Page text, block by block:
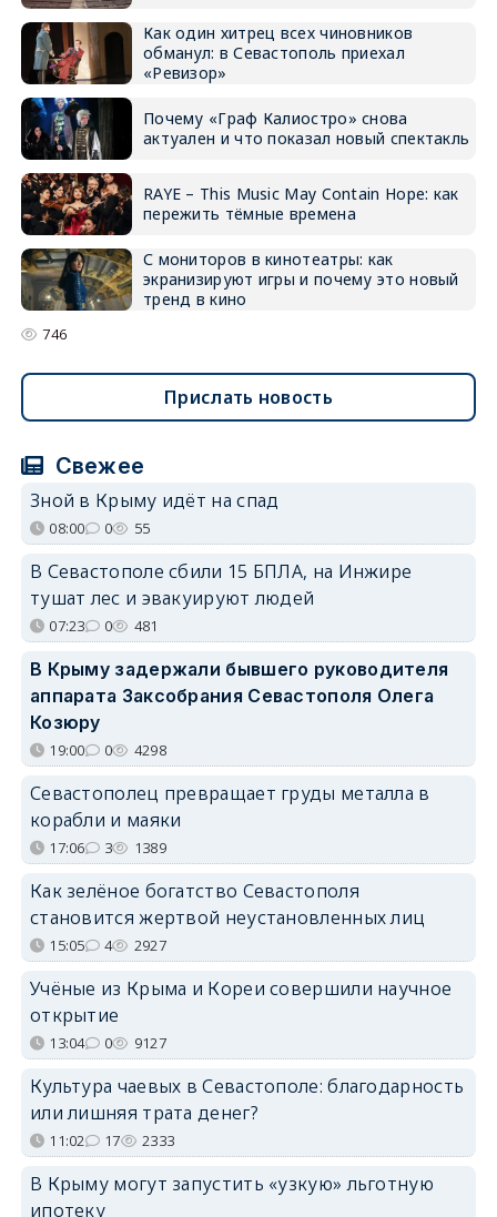
Как один хитрец всех чиновников
обманул: в Севастополь приехал
«Ревизор»
Почему «Граф Калиостро» снова
актуален и что показал новый спектакль
RAYE – This Music May Contain Hope: как
пережить тёмные времена
С мониторов в кинотеатры: как
экранизируют игры и почему это новый
тренд в кино
746
Прислать новость
Свежее
Зной в Крыму идёт на спад
08:00 0 55
В Севастополе сбили 15 БПЛА, на Инжире
тушат лес и эвакуируют людей
07:23 0 481
В Крыму задержали бывшего руководителя
аппарата Заксобрания Севастополя Олега
Козюру
19:00 0 4298
Севастополец превращает груды металла в
корабли и маяки
17:06 3 1389
Как зелёное богатство Севастополя
становится жертвой неустановленных лиц
15:05 4 2927
Учёные из Крыма и Кореи совершили научное
открытие
13:04 0 9127
Культура чаевых в Севастополе: благодарность
или лишняя трата денег?
11:02 17 2333
В Крыму могут запустить «узкую» льготную
ипотеку